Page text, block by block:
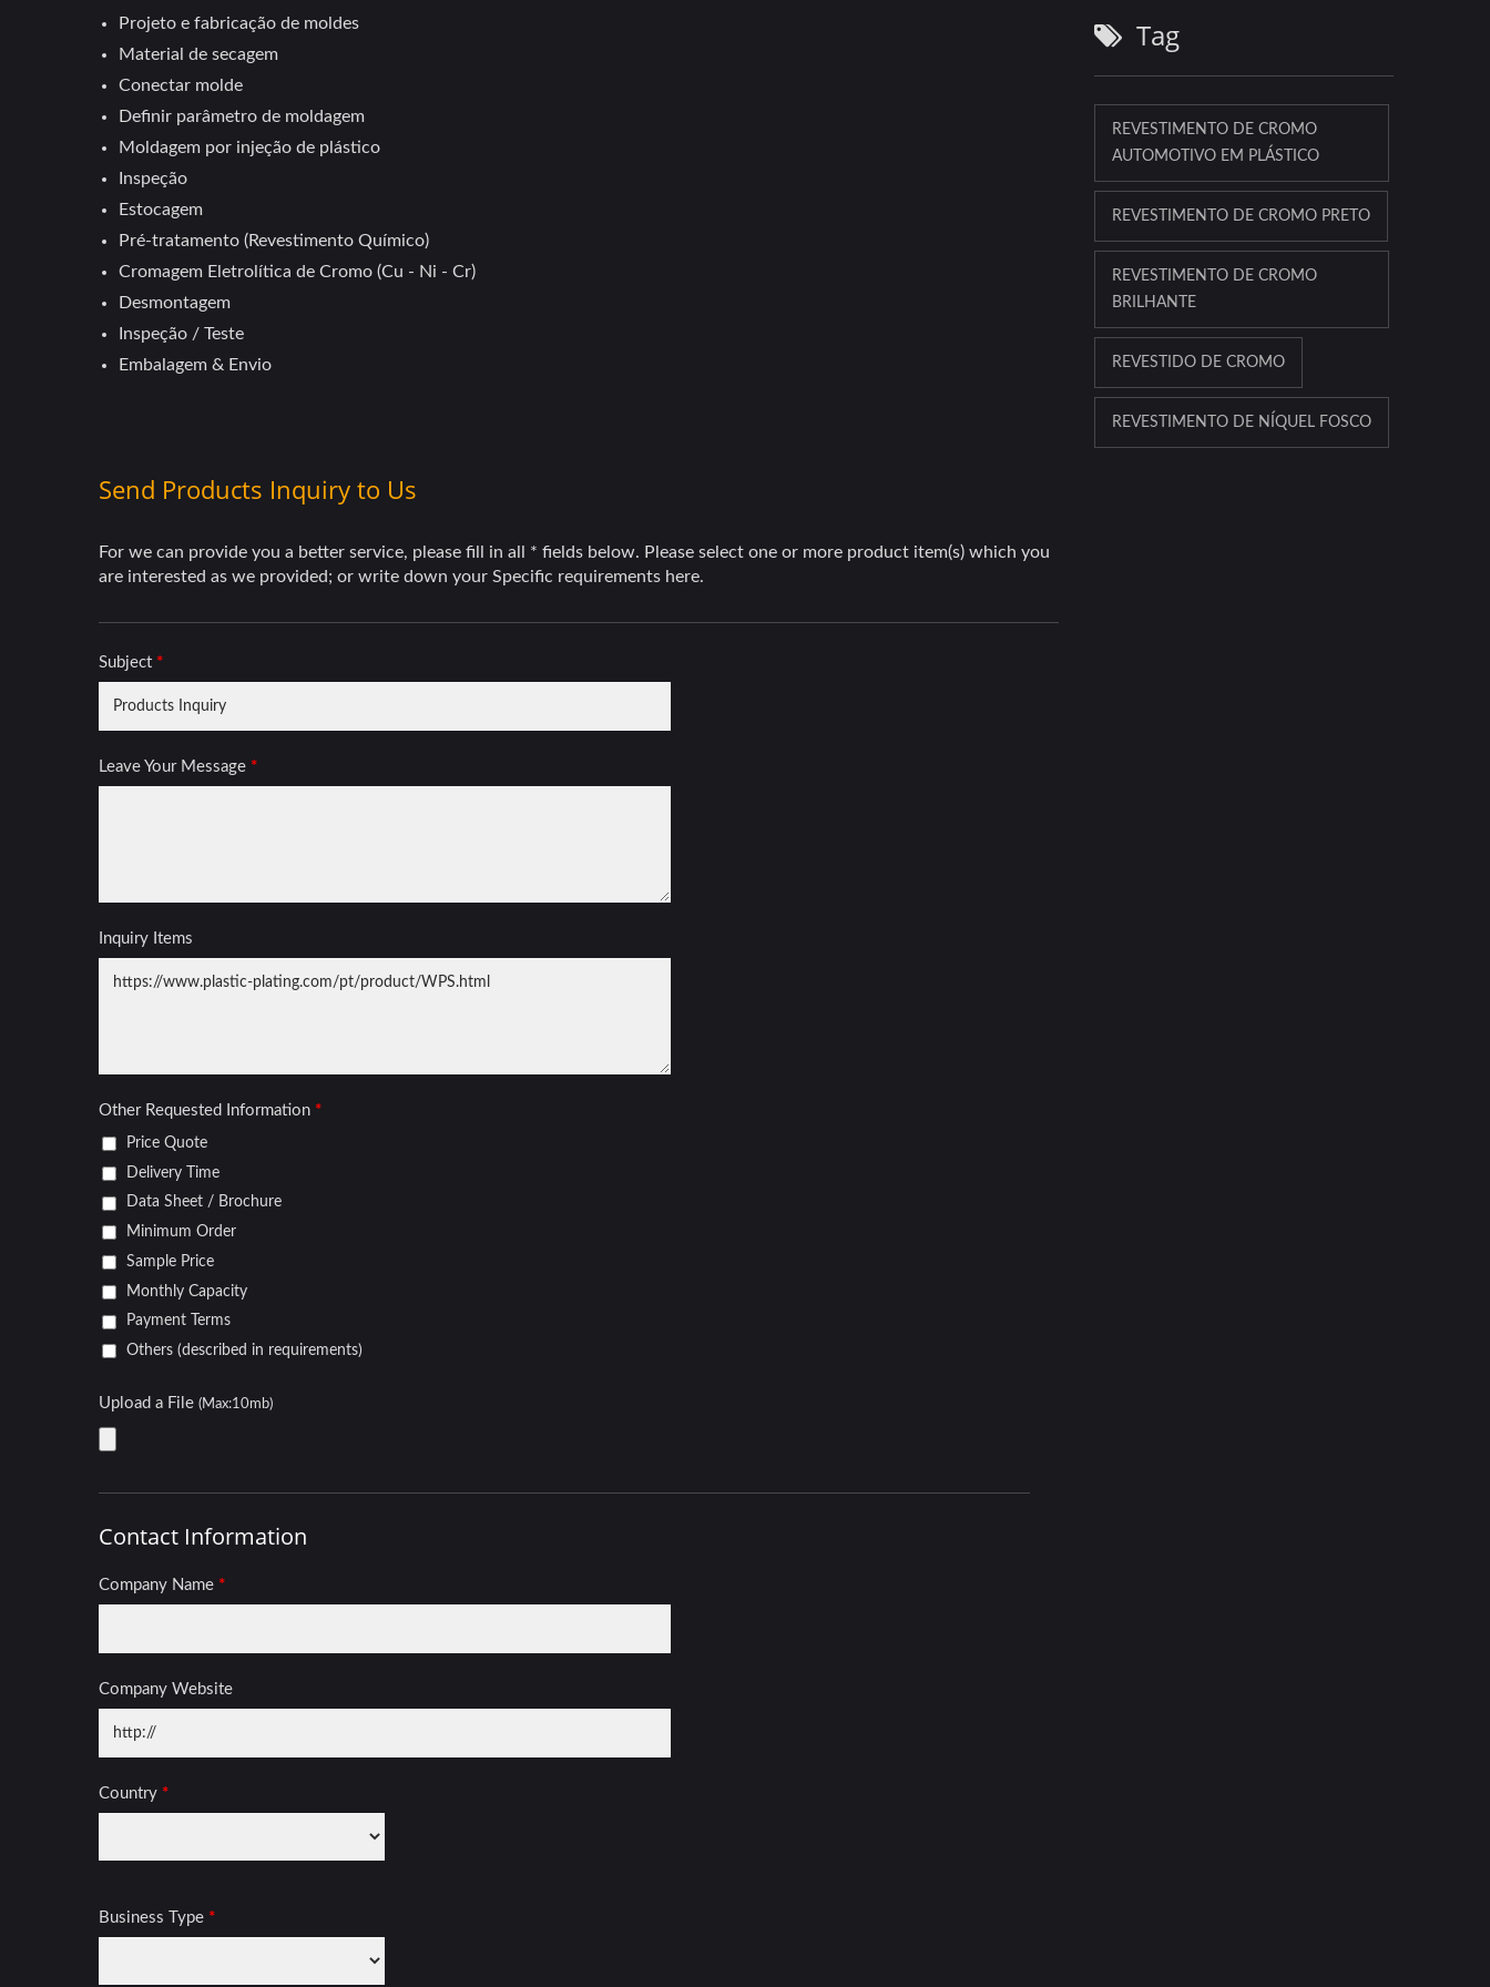
Projeto e fabricação de moldes
Material de secagem
Conectar molde
Definir parâmetro de moldagem
Moldagem por injeção de plástico
Inspeção
Estocagem
Pré-tratamento (Revestimento Químico)
Cromagem Eletrolítica de Cromo (Cu - Ni - Cr)
Desmontagem
Inspeção / Teste
Embalagem & Envio
Tag
REVESTIMENTO DE CROMO
AUTOMOTIVO EM PLÁSTICO
REVESTIMENTO DE CROMO PRETO
REVESTIMENTO DE CROMO
BRILHANTE
REVESTIDO DE CROMO
REVESTIMENTO DE NÍQUEL FOSCO